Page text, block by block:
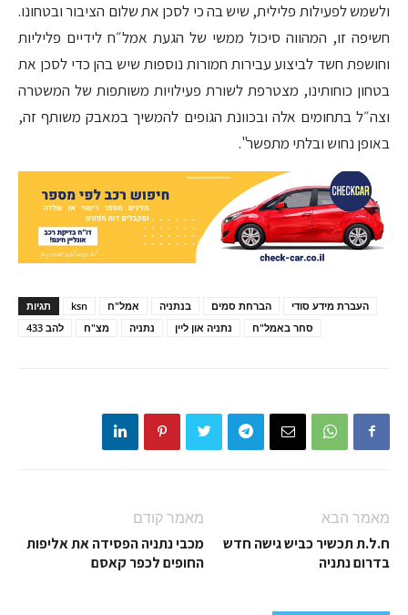
ולשמש לפעילות פלילית, שיש בה כי לסכן את שלום הציבור ובטחונו.
חשיפה זו, המהווה סיכול ממשי של הגעת אמל״ח לידיים פליליות
וחושפת חשד לביצוע עבירות חמורות נוספות שיש בהן כדי לסכן את
בטחון כוחותינו, מצטרפת לשורת פעילויות משותפות של המשטרה
וצה״ל בתחומים אלה ובכוונת הגופים להמשיך במאבק משותף זה,
באופן נחוש ובלתי מתפשר".
תגיות ksn אמל"ח בנתניה הברחת סמים
העברת מידע סודי
להב 433
מצ"ח נתניה נתניה און ליין סחר באמל"ח
מאמר קודם
מכבי נתניה הפסידה את אליפות
החופים לכפר קאסם
מאמר הבא
ח.ל.ת תכשיר כביש גישה חדש
בדרום נתניה